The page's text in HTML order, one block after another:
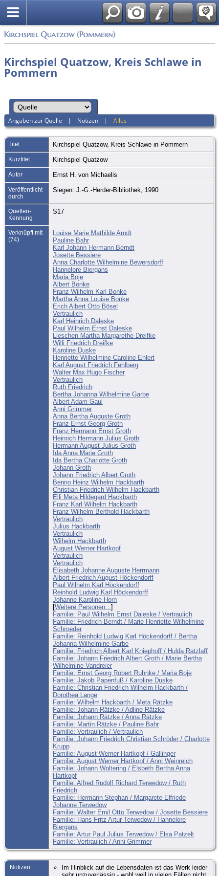
Kirchspiel Quatzow (Pommern)
Kirchspiel Quatzow, Kreis Schlawe in
Pommern
Angaben zur Quelle | Notizen |Alles
Titel Kirchspiel Quatzow, Kreis Schlawe in Pommern
Kurztitel Kirchspiel Quatzow
Autor Ernst H. von Michaelis
Veröffentlicht
durch
Siegen: J.-G.-Herder-Bibliothek, 1990
Quellen-
Kennung
S17
Verknüpft mit
(74)
Louise Marie Mathilde Arndt
Pauline Bahr
Karl Johann Hermann Berndt
Josette Bessiere
Anna Charlotte Wilhelmine Bewersdorff
Hannelore Biergans
Maria Boje
Albert Bonke
Franz Wilhelm Karl Bonke
Martha Anna Louise Bonke
Erich Albert Otto Bösel
Vertraulich
Karl Heinrich Daleske
Paul Wilhelm Ernst Daleske
Lieschen Martha Margarethe Dreifke
Willi Friedrich Dreifke
Karoline Duske
Henriette Wilhelmine Caroline Ehlert
Karl August Friedrich Fehlberg
Walter Max Hugo Fischer
Vertraulich
Ruth Friedrich
Bertha Johanna Wilhelmine Garbe
Albert Adam Gaul
Anni Grimmer
Anna Bertha Auguste Groth
Franz Ernst Georg Groth
Franz Hermann Ernst Groth
Heinrich Hermann Julius Groth
Hermann August Julius Groth
Ida Anna Marie Groth
Ida Bertha Charlotte Groth
Johann Groth
Johann Friedrich Albert Groth
Benno Heinz Wilhelm Hackbarth
Christian Friedrich Wilhelm Hackbarth
Elli Meta Hildegard Hackbarth
Franz Karl Wilhelm Hackbarth
Franz Wilhelm Berthold Hackbarth
Vertraulich
Julius Hackbarth
Vertraulich
Wilhelm Hackbarth
August Werner Hartkopf
Vertraulich
Vertraulich
Elisabeth Johanne Auguste Herrmann
Albert Friedrich August Höckendorff
Paul Wilhelm Karl Höckendorff
Reinhold Ludwig Karl Höckendorff
Johanne Karoline Horn
[Weitere Personen... ]
Familie: Paul Wilhelm Ernst Daleske / Vertraulich
Familie: Friedrich Berndt / Marie Henriette Wilhelmine
Schroeder
Familie: Reinhold Ludwig Karl Höckendorff / Bertha
Johanna Wilhelmine Garbe
Familie: Friedrich Albert Karl Kniephoff / Hulda Ratzlaff
Familie: Johann Friedrich Albert Groth / Marie Bertha
Wilhelmine Vandreier
Familie: Ernst Georg Robert Ruhnke / Maria Boje
Familie: Jakob Papenfuß / Karoline Duske
Familie: Christian Friedrich Wilhelm Hackbarth /
Dorothea Lange
Familie: Wilhelm Hackbarth / Meta Rätzke
Familie: Johann Rätzke / Adline Rätzke
Familie: Johann Rätzke / Anna Rätzke
Familie: Martin Rätzke / Pauline Bahr
Familie: Vertraulich / Vertraulich
Familie: Johann Friedrich Christian Schröder / Charlotte
Krupp
Familie: August Werner Hartkopf / Gallinger
Familie: August Werner Hartkopf / Anni Weinreich
Familie: Johann Woltering / Elsbeth Bertha Anna
Hartkopf
Familie: Alfred Rudolf Richard Terwedow / Ruth
Friedrich
Familie: Hermann Stephan / Margarete Elfriede
Johanne Terwedow
Familie: Walter Emil Otto Terwedow / Josette Bessiere
Familie: Hans Fritz Artur Terwedow / Hannelore
Biergans
Familie: Artur Paul Julius Terwedow / Elsa Patzelt
Familie: Vertraulich / Anni Grimmer
Notizen
Im Hinblick auf die Lebensdaten ist das Werk leider